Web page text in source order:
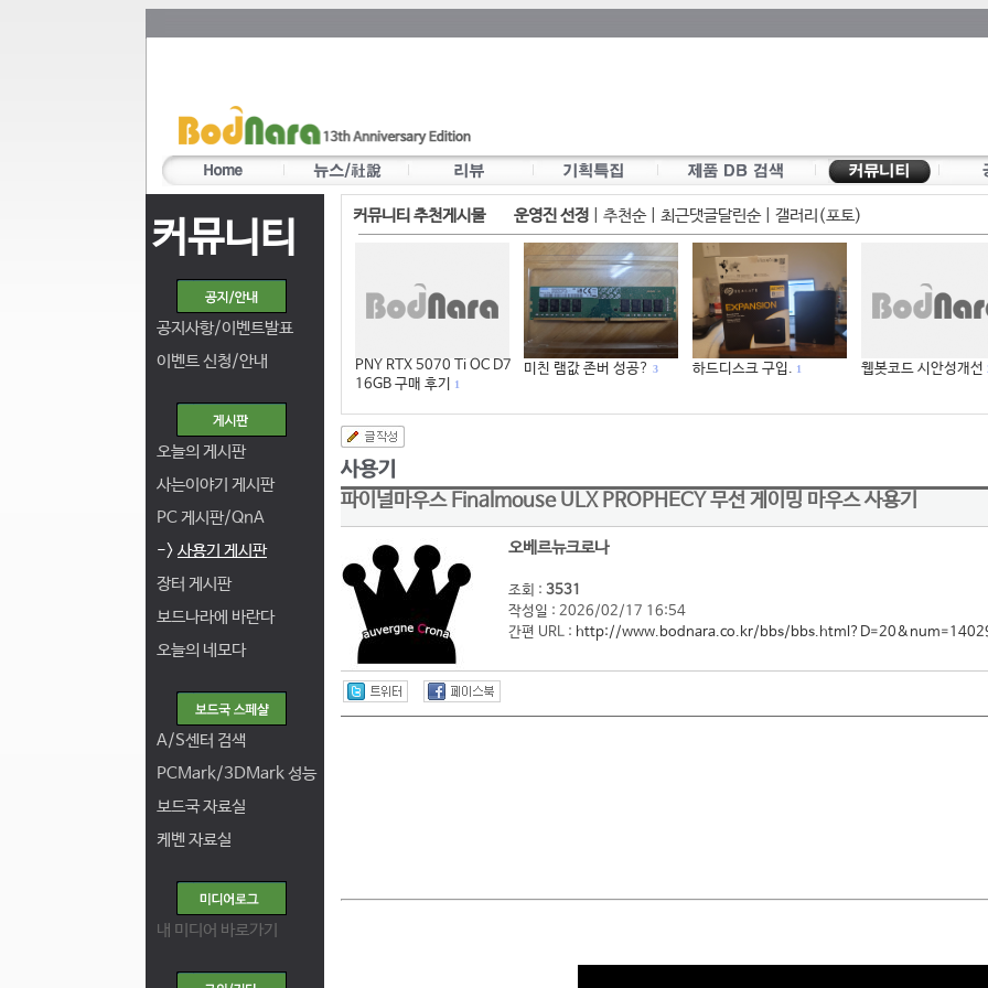
커뮤니티
공지사항/이벤트발표
이벤트 신청/안내
오늘의 게시판
사는이야기 게시판
PC 게시판/QnA
-> 사용기 게시판
장터 게시판
보드나라에 바란다
오늘의 네모다
A/S센터 검색
PCMark/3DMark 성능
보드국 자료실
케벤 자료실
내 미디어 바로가기
커뮤니티 추천게시물 운영진 선정 추천순| 최근댓글달린순| 갤러리(포토)
PNY RTX 5070 Ti OC D7
16GB 구매 후기
1
미친 램값 존버 성공? 3 하드디스크 구입. 1 웹봇코드 시안성개선
파이널마우스 Finalmouse ULX PROPHECY 무선 게이밍 마우스 사용기
오베르뉴크로나
조회 : 3531
작성일 : 2026/02/17 16:54
간편 URL : http://www.bodnara.co.kr/bbs/